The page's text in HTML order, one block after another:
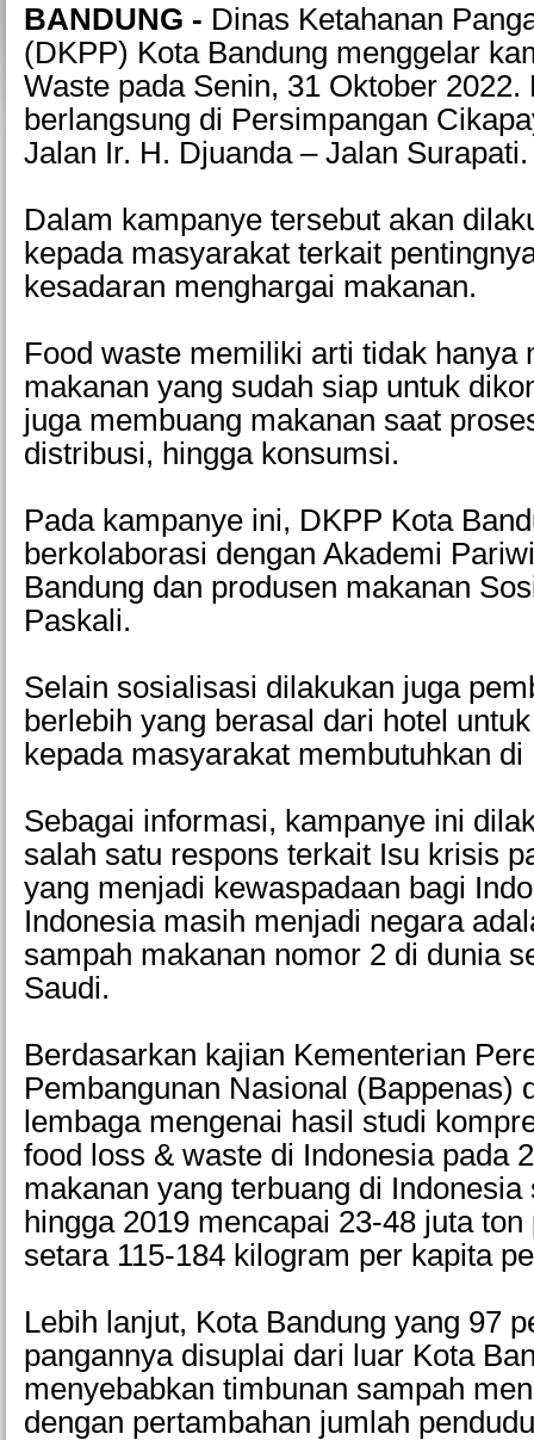
BANDUNG - Dinas Ketahanan
(DKPP) Kota Bandung menggelar
Waste pada Senin, 31 Oktober 2022.
berlangsung di Persimpangan
Jalan Ir. H. Djuanda – Jalan Surapati.
Dalam kampanye tersebut akan
kepada masyarakat terkait
kesadaran menghargai makanan.
Food waste memiliki arti tidak hanya
makanan yang sudah siap untuk
juga membuang makanan saat
distribusi, hingga konsumsi.
Pada kampanye ini, DKPP Kota
berkolaborasi dengan Akademi
Bandung dan produsen makanan
Paskali.
Selain sosialisasi dilakukan juga
berlebih yang berasal dari hotel
kepada masyarakat membutuhkan di
Sebagai informasi, kampanye ini
salah satu respons terkait Isu krisis
yang menjadi kewaspadaan bagi
Indonesia masih menjadi negara
sampah makanan nomor 2 di dunia
Saudi.
Berdasarkan kajian Kementerian
Pembangunan Nasional (Bappenas)
lembaga mengenai hasil studi
food loss & waste di Indonesia pada
makanan yang terbuang di Indonesia
hingga 2019 mencapai 23-48 juta ton
setara 115-184 kilogram per kapita
Lebih lanjut, Kota Bandung yang 97
pangannya disuplai dari luar Kota
menyebabkan timbunan sampah
dengan pertambahan jumlah